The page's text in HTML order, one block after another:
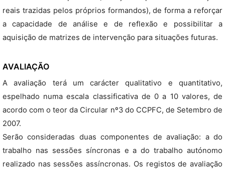
reais trazidas pelos próprios formandos), de forma a reforçar
a capacidade de análise e de reflexão e possibilitar a
aquisição de matrizes de intervenção para situações futuras.
AVALIAÇÃO
A avaliação terá um carácter qualitativo e quantitativo,
espelhado numa escala classificativa de 0 a 10 valores, de
acordo com o teor da Circular nº3 do CCPFC, de Setembro de
2007.
Serão consideradas duas componentes de avaliação: a do
trabalho nas sessões síncronas e a do trabalho autónomo
realizado nas sessões assíncronas. Os registos de avaliação